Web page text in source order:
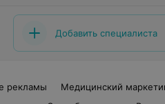
Добавить специалиста
рекламы
Медицинский